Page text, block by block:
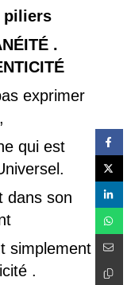
piliers
.
exprimer
qui est
dans son
simplement
.